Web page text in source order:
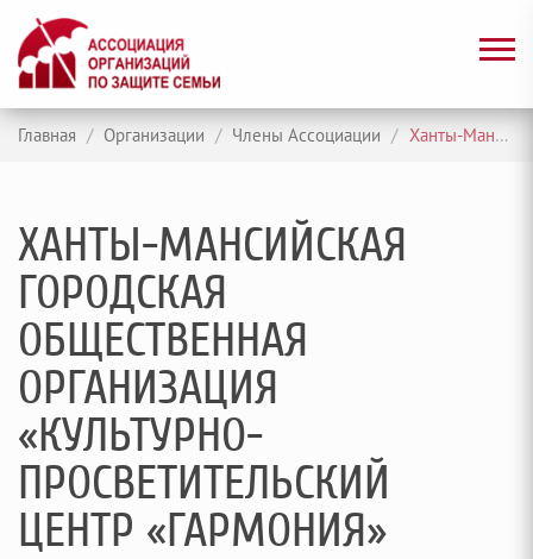
Главная / Организации / Члены Ассоциации / Ханты-Мансийская городская общественная организация «Культурно-просветительский центр «Гармония»
ХАНТЫ-МАНСИЙСКАЯ
ГОРОДСКАЯ
ОБЩЕСТВЕННАЯ
ОРГАНИЗАЦИЯ
«КУЛЬТУРНО-
ПРОСВЕТИТЕЛЬСКИЙ
ЦЕНТР «ГАРМОНИЯ»